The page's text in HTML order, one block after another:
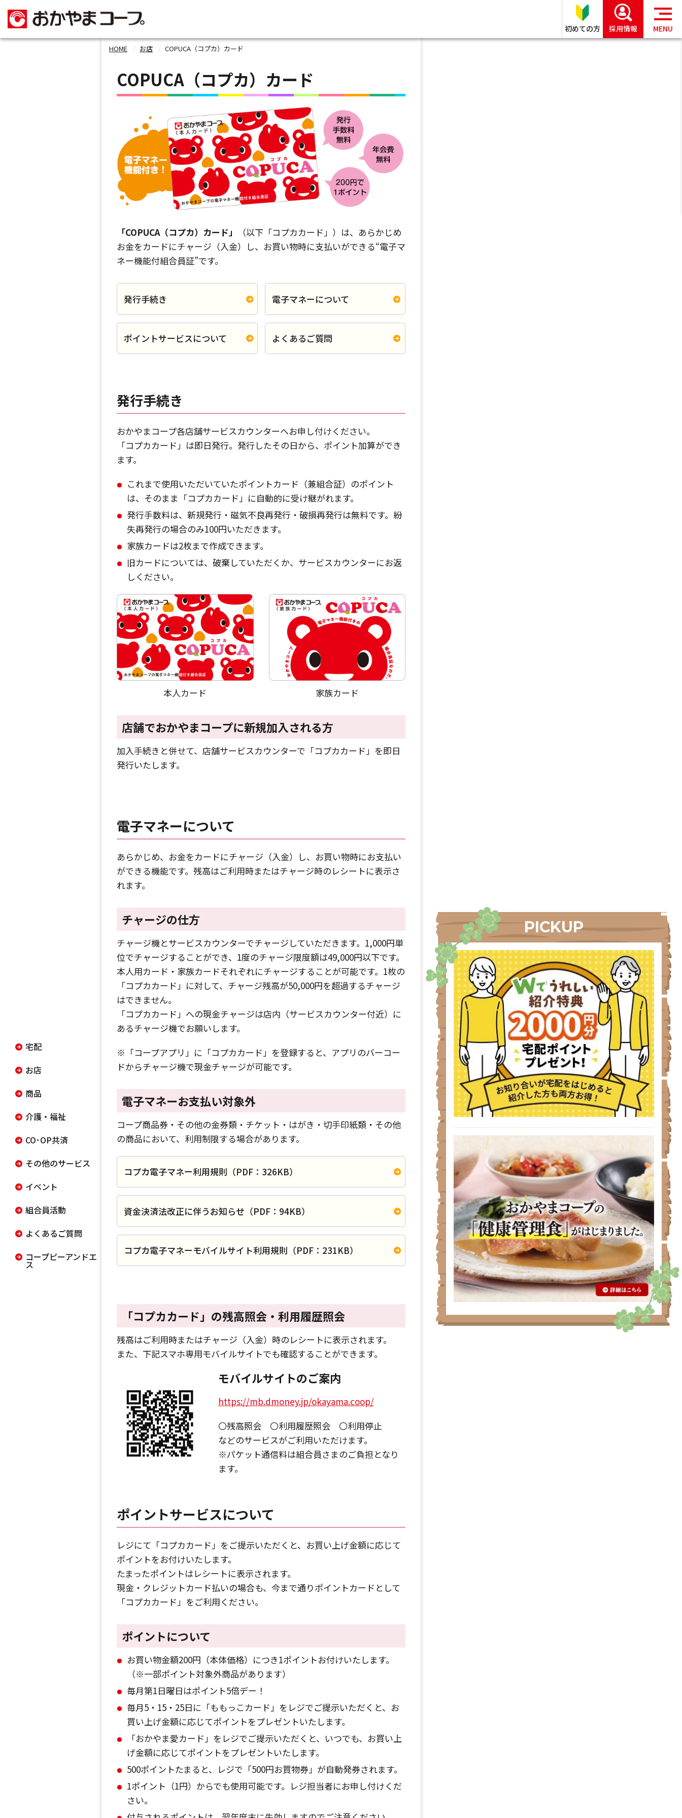
初めての方 採用情報 MENU
宅配
お店
商品
介護・福祉
CO･OP共済
その他のサービス
イベント
組合員活動
よくあるご質問
コープピーアンドエ
ス
HOME お店 COPUCA（コプカ）カード
COPUCA（コプカ）カード
「COPUCA（コプカ）カード」
（以下「コプカカード」）は、あらかじめ
お金をカードにチャージ（入金）し、お買い物時に支払いができる“電子マ
ネー機能付組合員証”です。
発行手続き 電子マネーについて
ポイントサービスについて よくあるご質問
発行手続き
おかやまコープ各店舗サービスカウンターへお申し付けください。
「コプカカード」は即日発行。発行したその日から、ポイント加算ができ
ます。
これまで使用いただいていたポイントカード（兼組合証）のポイント
は、そのまま「コプカカード」に自動的に受け継がれます。
発行手数料は、新規発行・磁気不良再発行・破損再発行は無料です。紛
失再発行の場合のみ100円いただきます。
家族カードは2枚まで作成できます。
旧カードについては、破棄していただくか、サービスカウンターにお返
しください。
本人カード 家族カード
店舗でおかやまコープに新規加入される方
加入手続きと併せて、店舗サービスカウンターで「コプカカード」を即日
発行いたします。
電子マネーについて
あらかじめ、お金をカードにチャージ（入金）し、お買い物時にお支払い
ができる機能です。残高はご利用時またはチャージ時のレシートに表示さ
れます。
チャージの仕方
チャージ機とサービスカウンターでチャージしていただきます。1,000円単
位でチャージすることができ、1度のチャージ限度額は49,000円以下です。
本人用カード・家族カードそれぞれにチャージすることが可能です。1枚の
「コプカカード」に対して、チャージ残高が50,000円を超過するチャージ
はできません。
「コプカカード」への現金チャージは店内（サービスカウンター付近）に
あるチャージ機でお願いします。
※「コープアプリ」に「コプカカード」を登録すると、アプリのバーコー
ドからチャージ機で現金チャージが可能です。
電子マネーお支払い対象外
コープ商品券・その他の金券類・チケット・はがき・切手印紙類・その他
の商品において、利用制限する場合があります。
コプカ電子マネー利用規則（PDF：326KB）
資金決済法改正に伴うお知らせ（PDF：94KB）
コプカ電子マネーモバイルサイト利用規則（PDF：231KB）
「コプカカード」の残高照会・利用履歴照会
残高はご利用時またはチャージ（入金）時のレシートに表示されます。
また、下記スマホ専用モバイルサイトでも確認することができます。
モバイルサイトのご案内
https://mb.dmoney.jp/okayama.coop/
〇残高照会 〇利用履歴照会 〇利用停止
などのサービスがご利用いただけます。
※パケット通信料は組合員さまのご負担となり
ます。
ポイントサービスについて
レジにて「コプカカード」をご提示いただくと、お買い上げ金額に応じて
ポイントをお付けいたします。
たまったポイントはレシートに表示されます。
現金・クレジットカード払いの場合も、今まで通りポイントカードとして
「コプカカード」をご利用ください。
ポイントについて
お買い物金額200円（本体価格）につき1ポイントお付けいたします。
（※一部ポイント対象外商品があります）
毎月第1日曜日はポイント5倍デー！
毎月5・15・25日に「ももっこカード」をレジでご提示いただくと、お
買い上げ金額に応じてポイントをプレゼントいたします。
「おかやま愛カード」をレジでご提示いただくと、いつでも、お買い上
げ金額に応じてポイントをプレゼントいたします。
500ポイントたまると、レジで「500円お買物券」が自動発券されます。
1ポイント（1円）からでも使用可能です。レジ担当者にお申し付けくだ
さい。
PICKUP